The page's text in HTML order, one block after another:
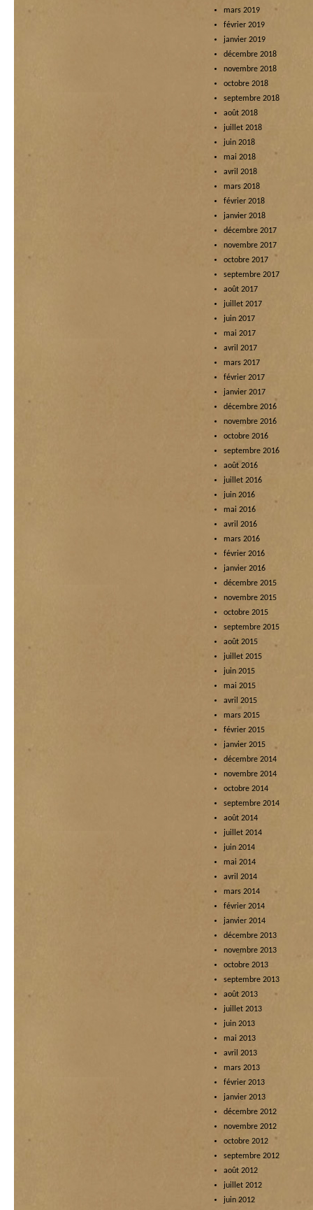
mars 2019
février 2019
janvier 2019
décembre 2018
novembre 2018
octobre 2018
septembre 2018
août 2018
juillet 2018
juin 2018
mai 2018
avril 2018
mars 2018
février 2018
janvier 2018
décembre 2017
novembre 2017
octobre 2017
septembre 2017
août 2017
juillet 2017
juin 2017
mai 2017
avril 2017
mars 2017
février 2017
janvier 2017
décembre 2016
novembre 2016
octobre 2016
septembre 2016
août 2016
juillet 2016
juin 2016
mai 2016
avril 2016
mars 2016
février 2016
janvier 2016
décembre 2015
novembre 2015
octobre 2015
septembre 2015
août 2015
juillet 2015
juin 2015
mai 2015
avril 2015
mars 2015
février 2015
janvier 2015
décembre 2014
novembre 2014
octobre 2014
septembre 2014
août 2014
juillet 2014
juin 2014
mai 2014
avril 2014
mars 2014
février 2014
janvier 2014
décembre 2013
novembre 2013
octobre 2013
septembre 2013
août 2013
juillet 2013
juin 2013
mai 2013
avril 2013
mars 2013
février 2013
janvier 2013
décembre 2012
novembre 2012
octobre 2012
septembre 2012
août 2012
juillet 2012
juin 2012